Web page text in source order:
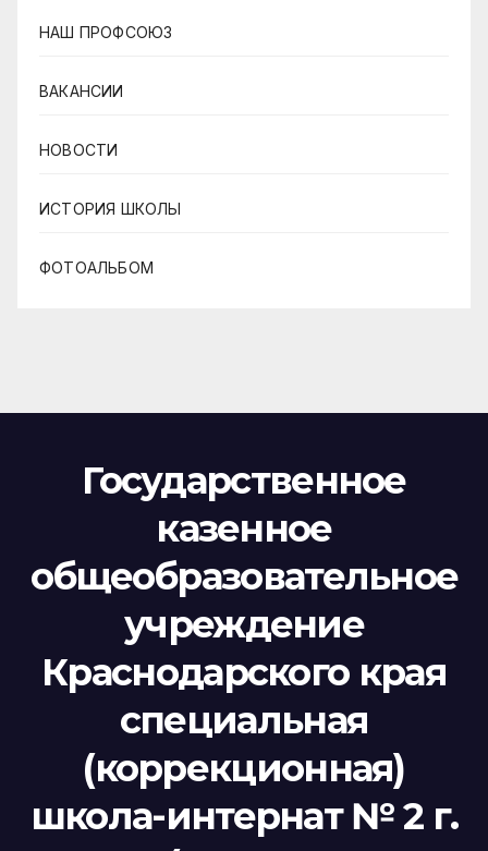
НАШ ПРОФСОЮЗ
ВАКАНСИИ
НОВОСТИ
ИСТОРИЯ ШКОЛЫ
ФОТОАЛЬБОМ
Государственное
казенное
общеобразовательное
учреждение
Краснодарского края
специальная
(коррекционная)
школа-интернат № 2 г.